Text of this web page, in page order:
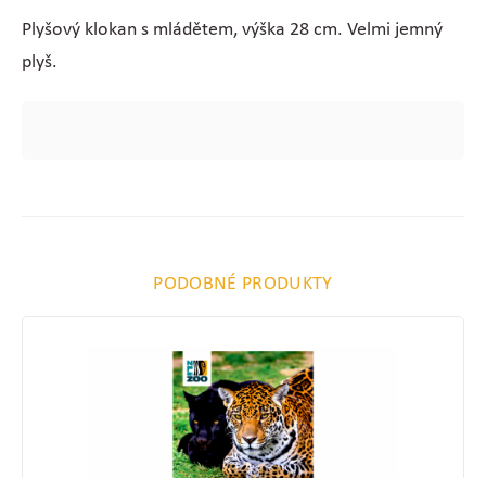
Plyšový klokan s mládětem, výška 28 cm. Velmi jemný
plyš.
PODOBNÉ PRODUKTY